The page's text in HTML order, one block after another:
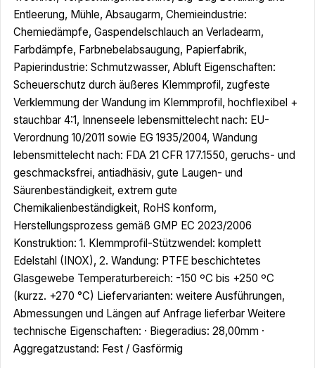
Entleerung, Mühle, Absaugarm, Chemieindustrie:
Chemiedämpfe, Gaspendelschlauch an Verladearm,
Farbdämpfe, Farbnebelabsaugung, Papierfabrik,
Papierindustrie: Schmutzwasser, Abluft Eigenschaften:
Scheuerschutz durch äußeres Klemmprofil, zugfeste
Verklemmung der Wandung im Klemmprofil, hochflexibel +
stauchbar 4:1, Innenseele lebensmittelecht nach: EU-
Verordnung 10/2011 sowie EG 1935/2004, Wandung
lebensmittelecht nach: FDA 21 CFR 177.1550, geruchs- und
geschmacksfrei, antiadhäsiv, gute Laugen- und
Säurenbeständigkeit, extrem gute
Chemikalienbeständigkeit, RoHS konform,
Herstellungsprozess gemäß GMP EC 2023/2006
Konstruktion: 1. Klemmprofil-Stützwendel: komplett
Edelstahl (INOX), 2. Wandung: PTFE beschichtetes
Glasgewebe Temperaturbereich: -150 ºC bis +250 ºC
(kurzz. +270 °C) Liefervarianten: weitere Ausführungen,
Abmessungen und Längen auf Anfrage lieferbar Weitere
technische Eigenschaften: · Biegeradius: 28,00mm ·
Aggregatzustand: Fest / Gasförmig